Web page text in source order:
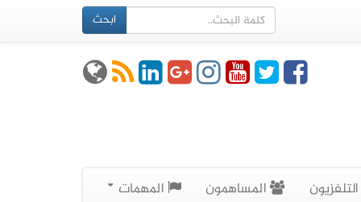
ابحث
التلفزيون المساهمون المهمات